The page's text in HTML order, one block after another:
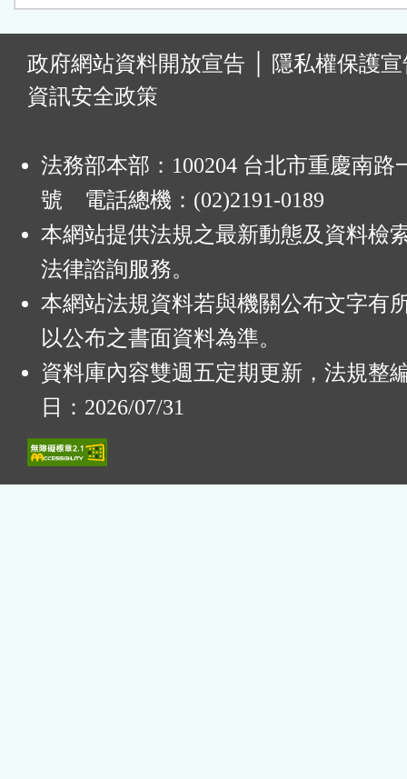
政府網站資料開放宣告
隱私權保護
資訊安全政策
法務部本部：100204 台北市重慶南路
號 電話總機：(02)2191-0189
本網站提供法規之最新動態及資料檢
法律諮詢服務。
本網站法規資料若與機關公布文字有
以公布之書面資料為準。
資料庫內容雙週五定期更新，法規整
日：2026/07/31